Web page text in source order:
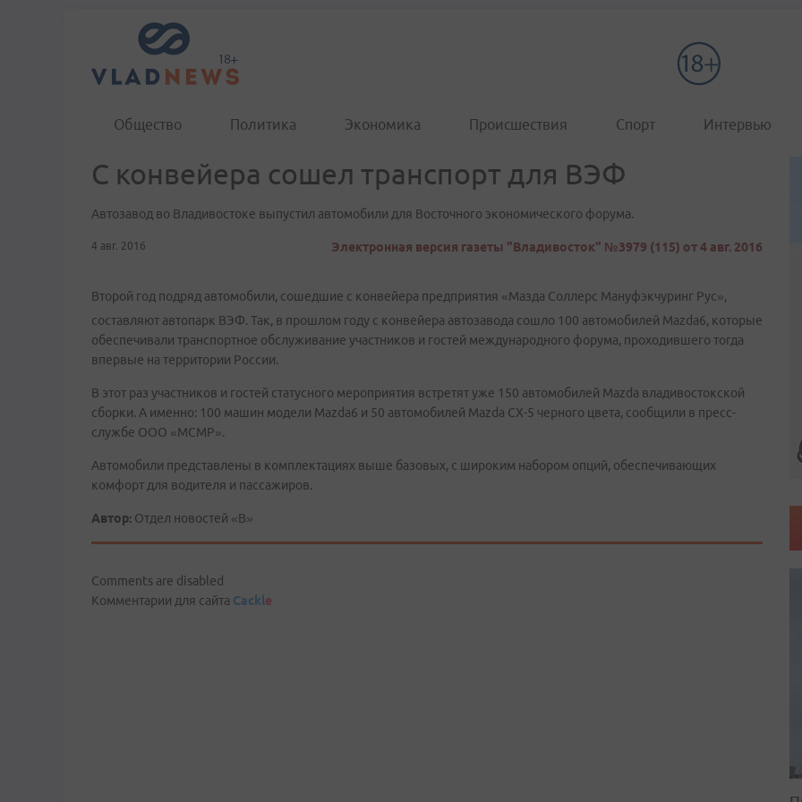
Общество Политика Экономика Происшествия Спорт Интервью
С конвейера сошел транспорт для ВЭФ
Автозавод во Владивостоке выпустил автомобили для Восточного экономического форума.
4 авг. 2016 Электронная версия газеты "Владивосток" №3979 (115) от 4 авг. 2016
Второй год подряд автомобили, сошедшие с конвейера предприятия «Мазда Соллерс Мануфэкчуринг Рус»,
составляют автопарк ВЭФ. Так, в прошлом году с конвейера автозавода сошло 100 автомобилей Mazda6, которые
обеспечивали транспортное обслуживание участников и гостей международного форума, проходившего тогда
впервые на территории России.
В этот раз участников и гостей статусного мероприятия встретят уже 150 автомобилей Mazda владивостокской
сборки. А именно: 100 машин модели Mazda6 и 50 автомобилей Mazda СХ-5 черного цвета, сообщили в пресс-
службе ООО «МСМР».
Автомобили представлены в комплектациях выше базовых, с широким набором опций, обеспечивающих
комфорт для водителя и пассажиров.
Автор: Отдел новостей «В»
Comments are disabled
Комментарии для сайта Cackle